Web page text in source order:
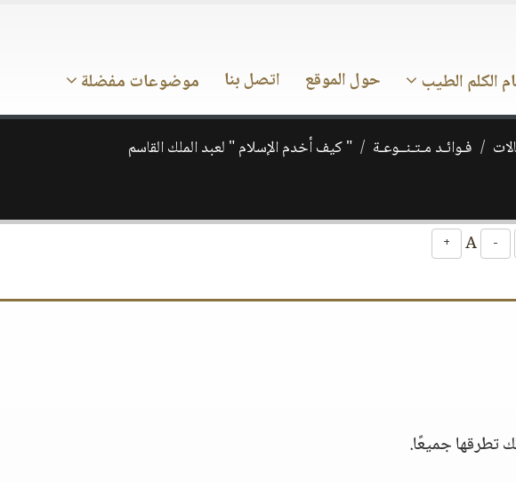
الكلم الطيب حول الموقع اتصل بنا موضوعات مفضلة
فـوائـد مـتـنــوعـة " كيف أخدم الإسلام " لعبد الملك القاسم
-
+
تطرقها جميعًا.